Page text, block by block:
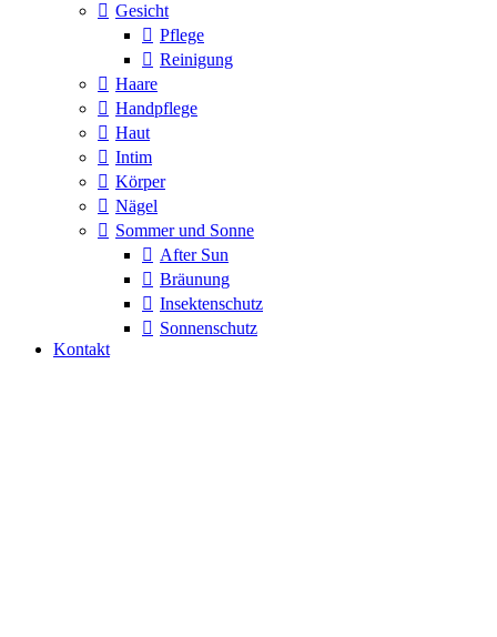
Gesicht
Pflege
Reinigung
Haare
Handpflege
Haut
Intim
Körper
Nägel
Sommer und Sonne
After Sun
Bräunung
Insektenschutz
Sonnenschutz
Kontakt